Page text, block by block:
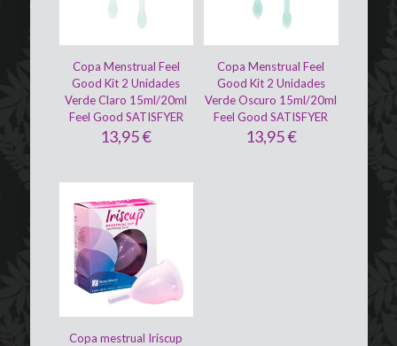
Copa Menstrual Feel
Good Kit 2 Unidades
Verde Claro 15ml/20ml
Feel Good SATISFYER
13,95€
Copa Menstrual Feel
Good Kit 2 Unidades
Verde Oscuro 15ml/20ml
Feel Good SATISFYER
13,95€
Copa mestrual Iriscup